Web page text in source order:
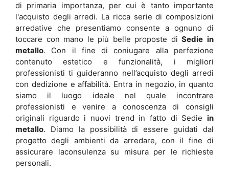
di primaria importanza, per cui è tanto importante
l'acquisto degli arredi. La ricca serie di composizioni
arredative che presentiamo consente a ognuno di
toccare con mano le più belle proposte diSedie in
metallo. Con il fine di coniugare alla perfezione
contenuto estetico e funzionalità, i migliori
professionisti ti guideranno nell’acquisto degli arredi
con dedizione e affabilità. Entra in negozio, in quanto
siamo il luogo ideale nel quale incontrare
professionisti e venire a conoscenza di consigli
originali riguardo i nuovi trend in fatto di Sedie in
metallo. Diamo la possibilità di essere guidati dal
progetto degli ambienti da arredare, con il fine di
assicurare laconsulenza su misura per le richieste
personali.